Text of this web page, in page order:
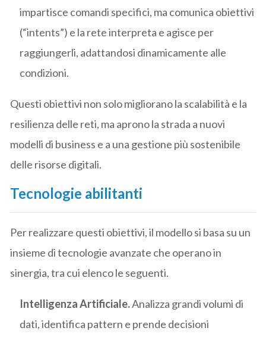
impartisce comandi specifici, ma comunica obiettivi
(“intents”) e la rete interpreta e agisce per
raggiungerli, adattandosi dinamicamente alle
condizioni.
Questi obiettivi non solo migliorano la scalabilità e la
resilienza delle reti, ma aprono la strada a nuovi
modelli di business e a una gestione più sostenibile
delle risorse digitali.
Tecnologie abilitanti
Per realizzare questi obiettivi, il modello si basa su un
insieme di tecnologie avanzate che operano in
sinergia, tra cui elenco le seguenti.
Intelligenza Artificiale.Analizza grandi volumi di
dati, identifica pattern e prende decisioni